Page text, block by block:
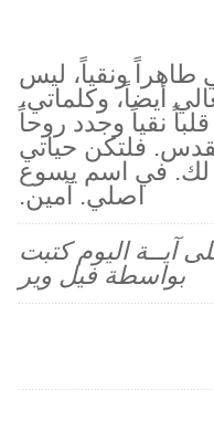
طاهراً ونقياً، ليس
أيضاً، وكلماتي،
نقياً وجدد روحاً
فلتكن حياتي
لك. في اسم يسوع
اصلي. آمين.
آيــة اليوم كتبت
بواسطة فيل وير